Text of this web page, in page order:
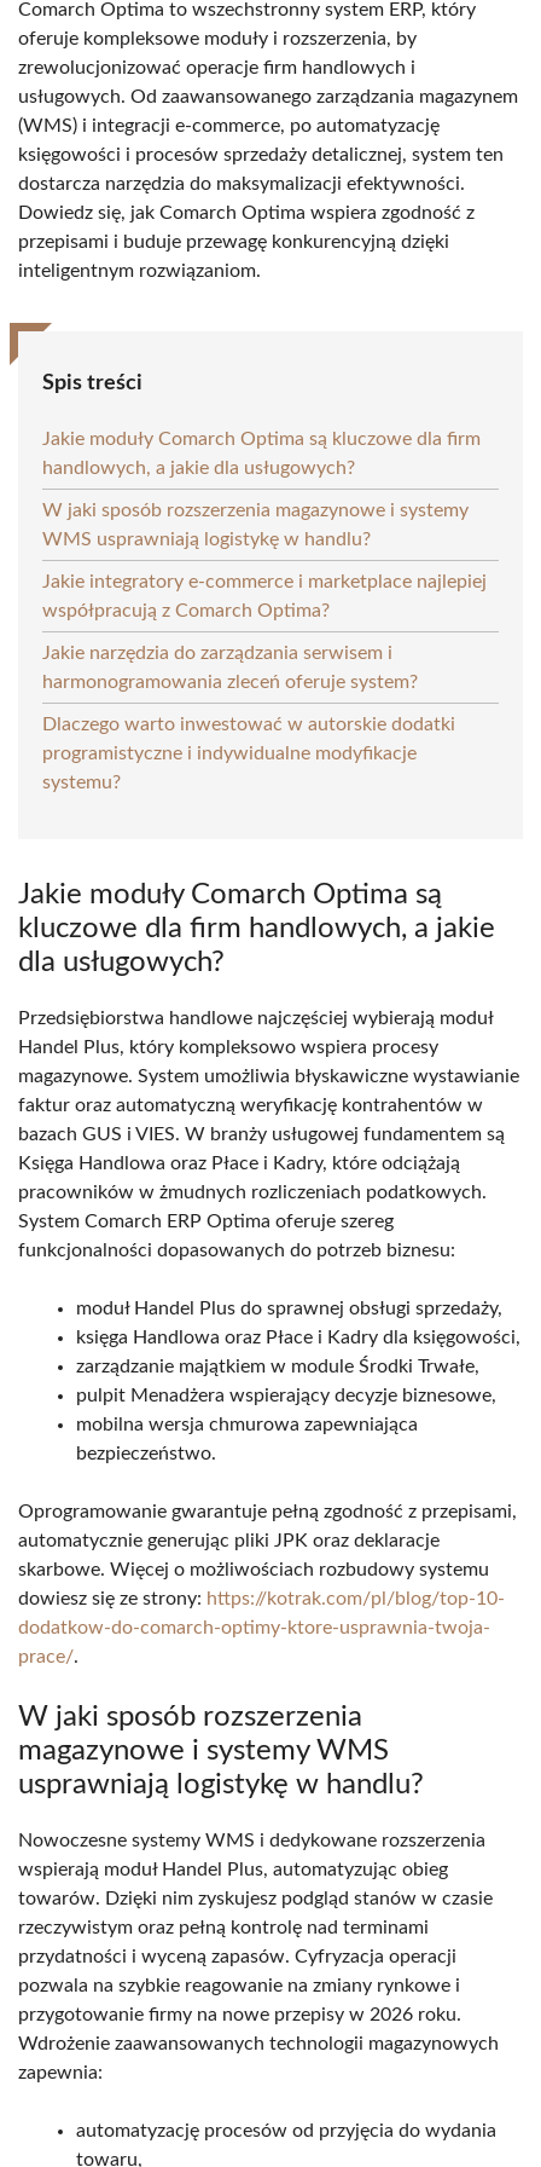
Comarch Optima to wszechstronny system ERP, który
oferuje kompleksowe moduły i rozszerzenia, by
zrewolucjonizować operacje firm handlowych i
usługowych. Od zaawansowanego zarządzania magazynem
(WMS) i integracji e-commerce, po automatyzację
księgowości i procesów sprzedaży detalicznej, system ten
dostarcza narzędzia do maksymalizacji efektywności.
Dowiedz się, jak Comarch Optima wspiera zgodność z
przepisami i buduje przewagę konkurencyjną dzięki
inteligentnym rozwiązaniom.
Spis treści
Jakie moduły Comarch Optima są kluczowe dla firm
handlowych, a jakie dla usługowych?
W jaki sposób rozszerzenia magazynowe i systemy
WMS usprawniają logistykę w handlu?
Jakie integratory e-commerce i marketplace najlepiej
współpracują z Comarch Optima?
Jakie narzędzia do zarządzania serwisem i
harmonogramowania zleceń oferuje system?
Dlaczego warto inwestować w autorskie dodatki
programistyczne i indywidualne modyfikacje
systemu?
Jakie moduły Comarch Optima są
kluczowe dla firm handlowych, a jakie
dla usługowych?
Przedsiębiorstwa handlowe najczęściej wybierają moduł
Handel Plus, który kompleksowo wspiera procesy
magazynowe. System umożliwia błyskawiczne wystawianie
faktur oraz automatyczną weryfikację kontrahentów w
bazach GUS i VIES. W branży usługowej fundamentem są
Księga Handlowa oraz Płace i Kadry, które odciążają
pracowników w żmudnych rozliczeniach podatkowych.
System Comarch ERP Optima oferuje szereg
funkcjonalności dopasowanych do potrzeb biznesu:
moduł Handel Plus do sprawnej obsługi sprzedaży,
księga Handlowa oraz Płace i Kadry dla księgowości,
zarządzanie majątkiem w module Środki Trwałe,
pulpit Menadżera wspierający decyzje biznesowe,
mobilna wersja chmurowa zapewniająca
bezpieczeństwo.
Oprogramowanie gwarantuje pełną zgodność z przepisami,
automatycznie generując pliki JPK oraz deklaracje
skarbowe. Więcej o możliwościach rozbudowy systemu
dowiesz się ze strony: https://kotrak.com/pl/blog/top-10-
dodatkow-do-comarch-optimy-ktore-usprawnia-twoja-
prace/.
W jaki sposób rozszerzenia
magazynowe i systemy WMS
usprawniają logistykę w handlu?
Nowoczesne systemy WMS i dedykowane rozszerzenia
wspierają moduł Handel Plus, automatyzując obieg
towarów. Dzięki nim zyskujesz podgląd stanów w czasie
rzeczywistym oraz pełną kontrolę nad terminami
przydatności i wyceną zapasów. Cyfryzacja operacji
pozwala na szybkie reagowanie na zmiany rynkowe i
przygotowanie firmy na nowe przepisy w 2026 roku.
Wdrożenie zaawansowanych technologii magazynowych
zapewnia:
automatyzację procesów od przyjęcia do wydania
towaru,